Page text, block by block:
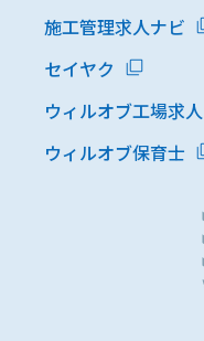
施工管理求人ナビ
セイヤク
ウィルオブ工場求人
ウィルオブ保育士